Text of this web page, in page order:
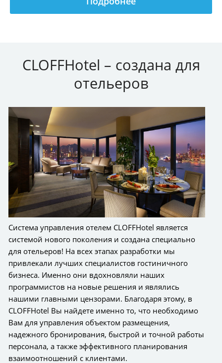
СLOFFHotel – создана для
отельеров
Система управления отелем CLOFFHotel является
системой нового поколения и создана специально
для отельеров! На всех этапах разработки мы
привлекали лучших специалистов гостиничного
бизнеса. Именно они вдохновляли наших
программистов на новые решения и являлись
нашими главными цензорами. Благодаря этому, в
CLOFFHotel Вы найдете именно то, что необходимо
Вам для управления объектом размещения,
надежного бронирования, быстрой и точной работы
персонала, а также эффективного планирования
взаимоотношений с клиентами.